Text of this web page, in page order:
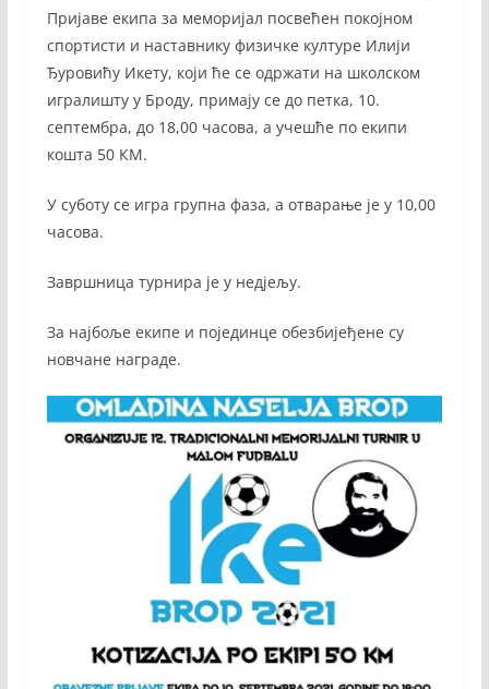
Пријаве екипа за меморијал посвећен покојном
спортисти и наставнику физичке културе Илији
Ђуровићу Икету, који ће се одржати на школском
игралишту у Броду, примају се до петка, 10.
септембра, до 18,00 часова, а учешће по екипи
кошта 50 КМ.
У суботу се игра групна фаза, а отварање је у 10,00
часова.
Завршница турнира је у недјељу.
За најбоље екипе и појединце обезбијеђене су
новчане награде.